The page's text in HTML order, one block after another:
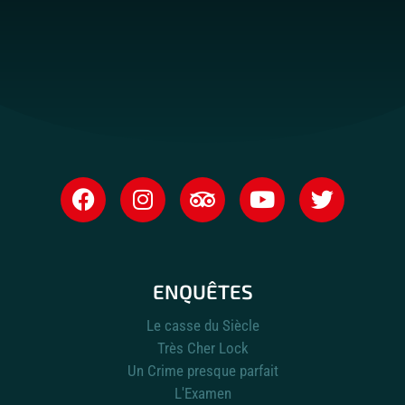
ENQUÊTES
Le casse du Siècle
Très Cher Lock
Un Crime presque parfait
L'Examen